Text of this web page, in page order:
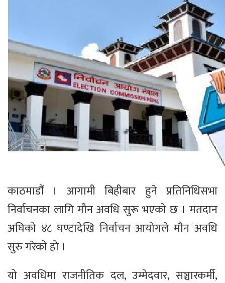
काठमाडौं । आगामी बिहीबार हुने प्रतिनिधिसभा
निर्वाचनका लागि मौन अवधि सुरू भएको छ । मतदान
अघिको ४८ घण्टादेखि निर्वाचन आयोगले मौन अवधि
सुरु गरेको हो ।
यो अवधिमा राजनीतिक दल, उम्मेदवार, सञ्चारकर्मी,